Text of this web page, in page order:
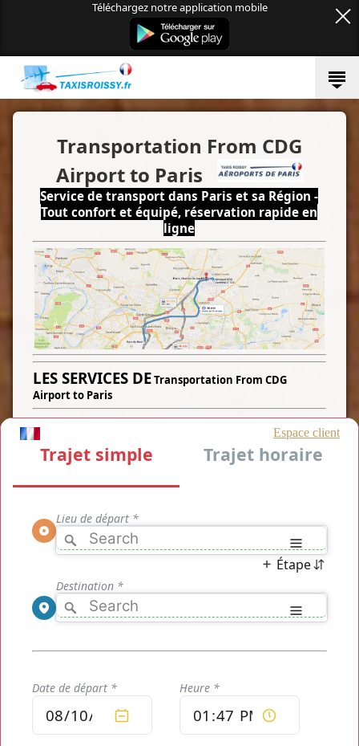
Téléchargez notre application mobile
Transportation From CDG
Airport to Paris
Service de transport dans Paris et sa Région -
Tout confort et équipé, réservation rapide en
ligne
LES SERVICES DETransportation From CDG
Airport to Paris
Transportation From CDG Airport to Paris par
TaxisRoissy vous propose de vous prendre en charge aux
aéroports de Paris, à Roissy
CDG Charles de Gaulle , Roissy
vous souhaitez que notre service de transport en
VTC Transportation From CDG Airport to Paris
vous
récupère et votre adresse de destination, indiquez nous
votre numéro de vol afin que votre chauffeur puisse suivre
l'évolution de votre avion en temps réel et puisse être
présent lors de votre arrivée. Profitez des transports
deTransportation From CDG Airport to Paris
qui vous
mènerons de l'aéroport de Roissy CDG Charles de Gaulle
transport pour votre course précise en fonction de la
précisément s'affiche sur notre calendrier des réservation.
Une fois la date et l'heure choisie, vous n'avez plus qu'à
confirmer votre trajet si le tarif qui s'affiche vous convient.